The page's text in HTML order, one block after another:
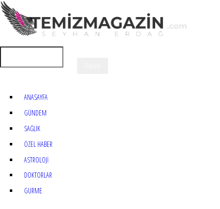
ANASAYFA
GÜNDEM
SAĞLIK
ÖZEL HABER
ASTROLOJİ
DOKTORLAR
GURME